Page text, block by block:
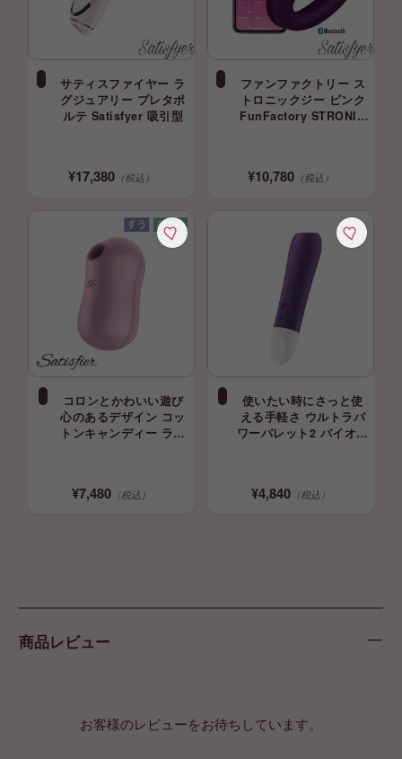
サティスファイヤー ラ
グジュアリー プレタポ
ルテ Satisfyer 吸引型
¥17,380（税込）
ファンファクトリー ス
トロニックジー ピンク
FunFactory STRONIC
¥10,780 （税込）
コロンとかわいい遊び
心のあるデザイン コッ
トンキャンディー ライ
¥7,480（税込）
使いたい時にさっと使
える手軽さ ウルトラパ
ワーバレット2 バイオレ
¥4,840 （税込）
商品レビュー
お客様のレビューをお待ちしています。